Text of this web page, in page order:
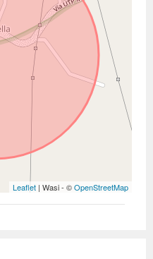
Leaflet | Wasi - ©OpenStreetMap